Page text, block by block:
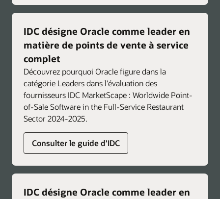
IDC désigne Oracle comme leader en
matière de points de vente à service
complet
Découvrez pourquoi Oracle figure dans la
catégorie Leaders dans l'évaluation des
fournisseurs IDC MarketScape : Worldwide Point-
of-Sale Software in the Full-Service Restaurant
Sector 2024-2025.
Consulter le guide d’IDC
IDC désigne Oracle comme leader en